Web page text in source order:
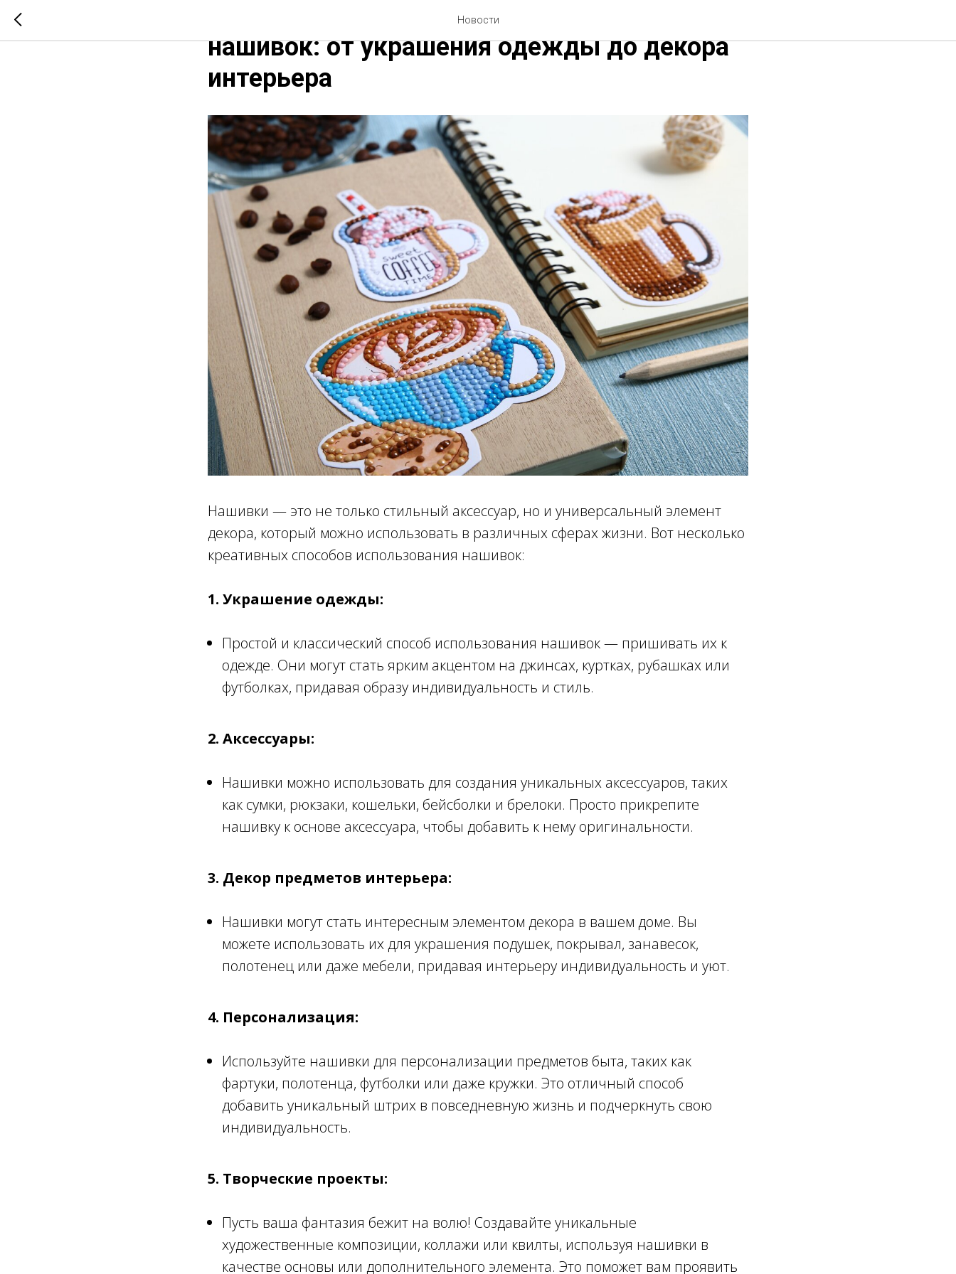
Новости
5 креативных способов использования
нашивок: от украшения одежды до декора
интерьера
Нашивки — это не только стильный аксессуар, но и универсальный элемент
декора, который можно использовать в различных сферах жизни. Вот несколько
креативных способов использования нашивок:
1. Украшение одежды:
Простой и классический способ использования нашивок — пришивать их к
одежде. Они могут стать ярким акцентом на джинсах, куртках, рубашках или
футболках, придавая образу индивидуальность и стиль.
2. Аксессуары:
Нашивки можно использовать для создания уникальных аксессуаров, таких
как сумки, рюкзаки, кошельки, бейсболки и брелоки. Просто прикрепите
нашивку к основе аксессуара, чтобы добавить к нему оригинальности.
3. Декор предметов интерьера:
Нашивки могут стать интересным элементом декора в вашем доме. Вы
можете использовать их для украшения подушек, покрывал, занавесок,
полотенец или даже мебели, придавая интерьеру индивидуальность и уют.
4. Персонализация:
Используйте нашивки для персонализации предметов быта, таких как
фартуки, полотенца, футболки или даже кружки. Это отличный способ
добавить уникальный штрих в повседневную жизнь и подчеркнуть свою
индивидуальность.
5. Творческие проекты:
Пусть ваша фантазия бежит на волю! Создавайте уникальные
художественные композиции, коллажи или квилты, используя нашивки в
качестве основы или дополнительного элемента. Это поможет вам проявить